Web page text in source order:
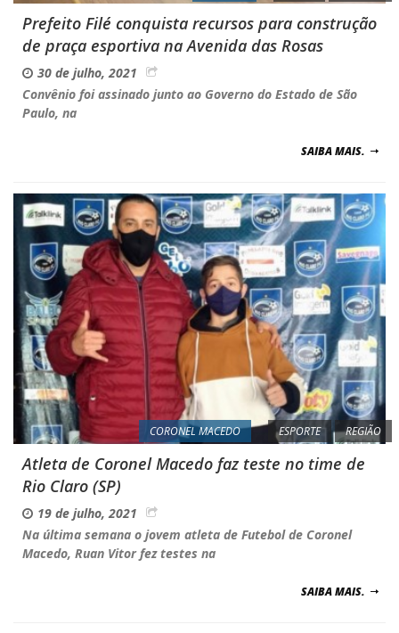
Prefeito Filé conquista recursos para construção
de praça esportiva na Avenida das Rosas
30 de julho, 2021
Convênio foi assinado junto ao Governo do Estado de São
Paulo, na
SAIBA MAIS.
CORONEL MACEDO ESPORTE REGIÃO
Atleta de Coronel Macedo faz teste no time de
Rio Claro (SP)
19 de julho, 2021
Na última semana o jovem atleta de Futebol de Coronel
Macedo, Ruan Vitor fez testes na
SAIBA MAIS.